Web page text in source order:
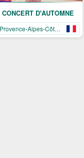
CONCERT D'AUTOMNE
Provence-Alpes-Côte-d’Azur